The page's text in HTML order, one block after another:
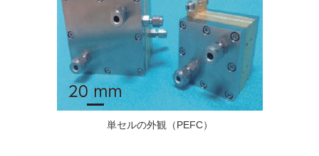
単セルの外観（PEFC）